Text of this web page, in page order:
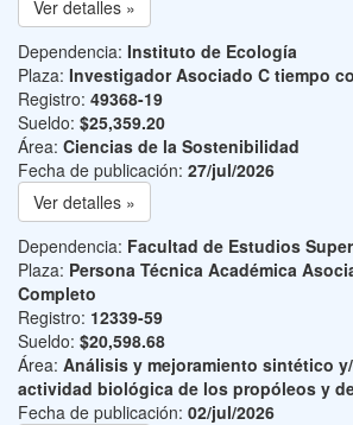
Ver detalles »
Dependencia: Instituto de Ecología
Plaza: Investigador Asociado C tiempo
Registro: 49368-19
Sueldo: $25,359.20
Área: Ciencias de la Sostenibilidad
Fecha de publicación: 27/jul/2026
Ver detalles »
Dependencia: Facultad de Estudios
Plaza: Persona Técnica Académica
Completo
Registro: 12339-59
Sueldo: $20,598.68
Área: Análisis y mejoramiento sintético
actividad biológica de los propóleos y
Fecha de publicación: 02/jul/2026